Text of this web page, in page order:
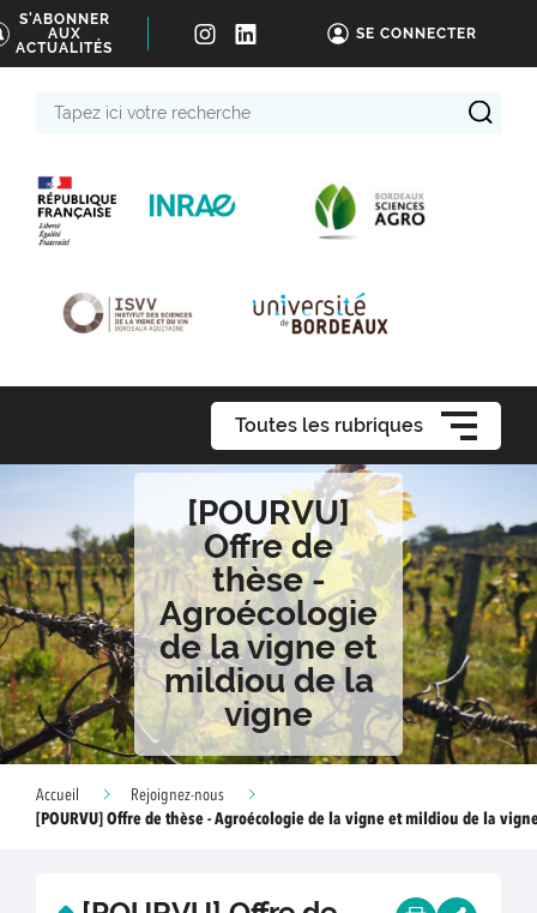
S'ABONNER
AUX
ACTUALITÉS
SE CONNECTER
Toutes les rubriques
[POURVU]
Offre de
thèse -
Agroécologie
de la vigne et
mildiou de la
vigne
Accueil
Rejoignez-nous
[POURVU] Offre de thèse - Agroécologie de la vigne et mildiou de la